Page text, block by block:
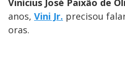
Vinícius José Paixão de
anos, Vini Jr. precisou
oras.